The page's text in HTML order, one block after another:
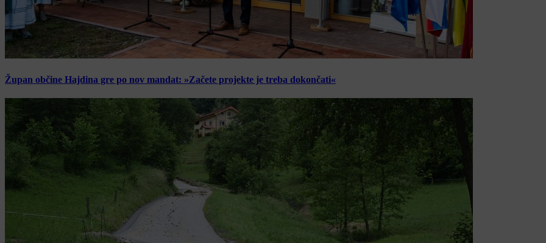
Župan občine Hajdina gre po nov mandat: »Začete projekte je treba dokončati«